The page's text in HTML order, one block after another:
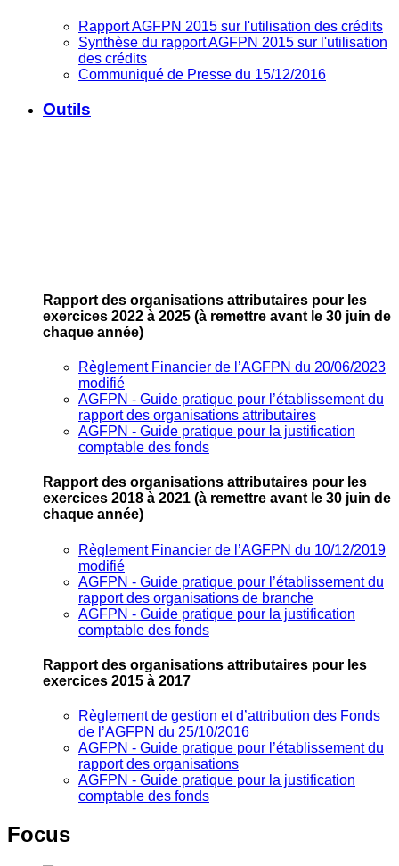
Rapport AGFPN 2015 sur l'utilisation des crédits
Synthèse du rapport AGFPN 2015 sur l'utilisation
des crédits
Communiqué de Presse du 15/12/2016
Outils
Rapport des organisations attributaires pour les
exercices 2022 à 2025 (à remettre avant le 30 juin de
chaque année)
Règlement Financier de l’AGFPN du 20/06/2023
modifié
AGFPN ‐ Guide pratique pour l’établissement du
rapport des organisations attributaires
AGFPN ‐ Guide pratique pour la justification
comptable des fonds
Rapport des organisations attributaires pour les
exercices 2018 à 2021 (à remettre avant le 30 juin de
chaque année)
Règlement Financier de l’AGFPN du 10/12/2019
modifié
AGFPN ‐ Guide pratique pour l’établissement du
rapport des organisations de branche
AGFPN ‐ Guide pratique pour la justification
comptable des fonds
Rapport des organisations attributaires pour les
exercices 2015 à 2017
Règlement de gestion et d’attribution des Fonds
de l’AGFPN du 25/10/2016
AGFPN ‐ Guide pratique pour l’établissement du
rapport des organisations
AGFPN ‐ Guide pratique pour la justification
comptable des fonds
Focus